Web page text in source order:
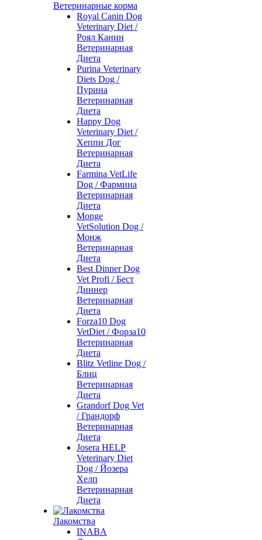
Ветеринарные корма
Royal Canin Dog
Veterinary Diet /
Роял Канин
Ветеринарная
Диета
Purina Veterinary
Diets Dog /
Пурина
Ветеринарная
Диета
Happy Dog
Veterinary Diet /
Хеппи Дог
Ветеринарная
Диета
Farmina VetLife
Dog / Фармина
Ветеринарная
Диета
Monge
VetSolution Dog /
Монж
Ветеринарная
Диета
Best Dinner Dog
Vet Profi / Бест
Диннер
Ветеринарная
Диета
Forza10 Dog
VetDiet / Форза10
Ветеринарная
Диета
Blitz Vetline Dog /
Блиц
Ветеринарная
Диета
Grandorf Dog Vet
/ Грандорф
Ветеринарная
Диета
Josera HELP
Veterinary Diet
Dog / Йозера
Хелп
Ветеринарная
Диета
Лакомства
INABA